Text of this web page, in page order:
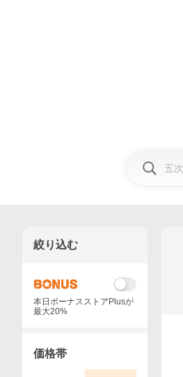
絞り込む
本日ボーナスストアPlusが
最大20%
価格帯